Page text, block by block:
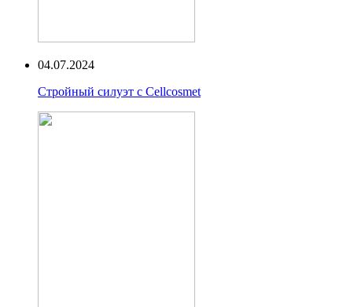
04.07.2024
Стройный силуэт с Cellcosmet